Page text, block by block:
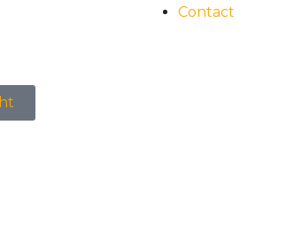
Contact